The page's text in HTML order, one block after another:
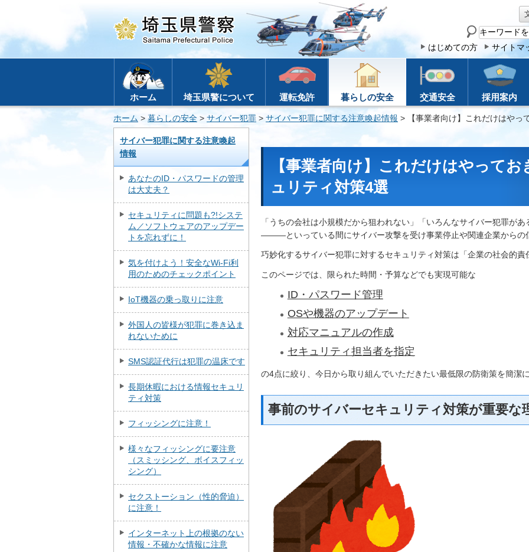
サ
イ
ト
はじめての方 サイトマ
ホーム 埼玉県警について 運転免許 暮らしの安全 交通安全 採用案内
ホーム > 暮らしの安全 > サイバー犯罪 > サイバー犯罪に関する注意喚起情報 > 【事業者向け】これだけはやっ
サイバー犯罪に関する注意喚起
情報
あなたのID・パスワードの管理
は大丈夫？
セキュリティに問題も?!システ
ム／ソフトウェアのアップデー
トを忘れずに！
気を付けよう！安全なWi-Fi利
用のためのチェックポイント
IoT機器の乗っ取りに注意
外国人の皆様が犯罪に巻き込ま
れないために
SMS認証代行は犯罪の温床です
長期休暇における情報セキュリ
ティ対策
フィッシングに注意！
様々なフィッシングに要注意
（スミッシング、ボイスフィッ
シング）
セクストーション（性的脅迫）
に注意！
インターネット上の根拠のない
情報・不確かな情報に注意
【事業者向け】これだけはやって
ュリティ対策4選
「うちの会社は小規模だから狙われない」「いろんなサイバー犯罪が
―――といっている間にサイバー攻撃を受け事業停止や関連企業からの
巧妙化するサイバー犯罪に対するセキュリティ対策は「企業の社会的
このページでは、限られた時間・予算などでも実現可能な
ID・パスワード管理
OSや機器のアップデート
対応マニュアルの作成
セキュリティ担当者を指定
の4点に絞り、今日から取り組んでいただきたい最低限の防衛策を簡潔
事前のサイバーセキュリティ対策が重要な